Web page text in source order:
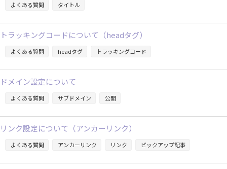
よくある質問 タイトル
トラッキングコードについて（headタグ）
よくある質問 headタグ トラッキングコード
ドメイン設定について
よくある質問 サブドメイン 公開
リンク設定について（アンカーリンク）
よくある質問 アンカーリンク リンク ピックアップ記事